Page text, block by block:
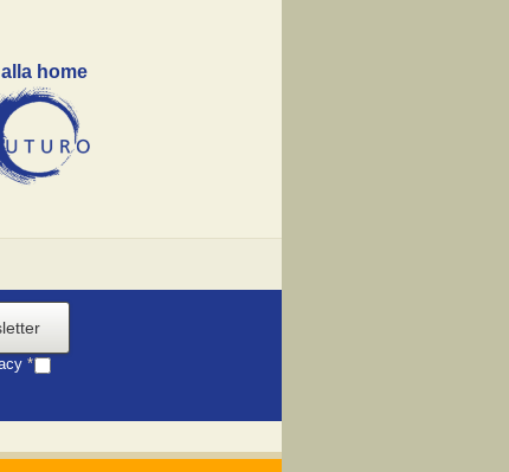
home
*